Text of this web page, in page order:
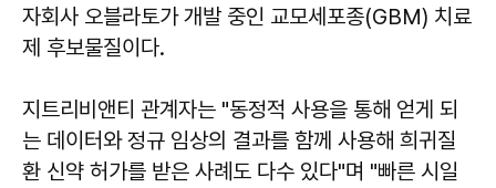
자회사 오블라토가 개발 중인 교모세포종(GBM) 치료
제 후보물질이다.
지트리비앤티 관계자는 "동정적 사용을 통해 얻게 되
는 데이터와 정규 임상의 결과를 함께 사용해 희귀질
환 신약 허가를 받은 사례도 다수 있다"며 "빠른 시일